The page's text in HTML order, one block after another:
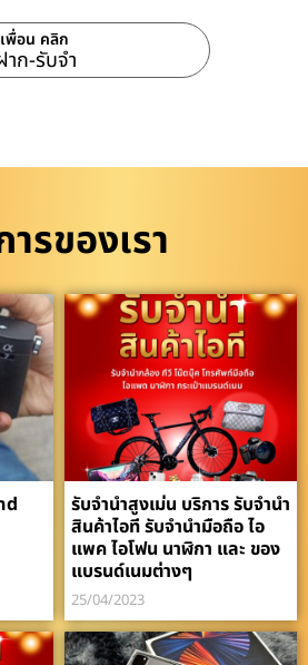
พื่อน คลิก
ก-รับจํา
รของเรา
รับจำนำสูงเม่น บริการ รับจำนำ
สินค้าไอที รับจำนำมือถือ ไอ
แพค ไอโฟน นาฬิกา และ ของ
แบรนด์เนมต่างๆ
25/04/2023